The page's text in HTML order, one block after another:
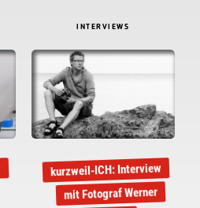
INTERVIEWS
kurzweil-ICH: Interview
mit Fotograf Werner